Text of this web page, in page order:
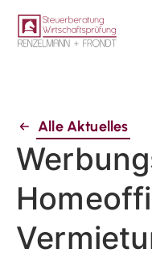
Alle Aktuelles